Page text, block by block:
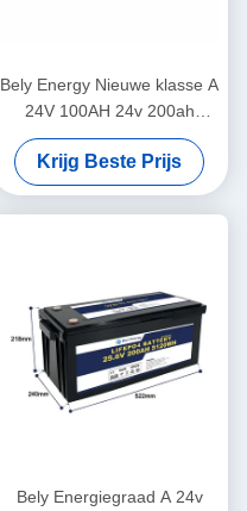
Bely Energy Nieuwe klasse A
24V 100AH 24v 200ah
lifepo4 Batterij voor
vrachtwagenvoeding
Krijg Beste Prijs
Bely Energiegraad A 24v